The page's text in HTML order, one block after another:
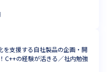
を支援する自社製品の企画・開
C++の経験が活きる／社内勉強